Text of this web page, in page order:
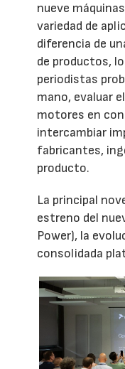
nueve
variedad de
diferencia de
de productos,
periodistas
mano, evaluar
motores en
intercambiar
fabricantes,
producto.
La principal
estreno del
Power), la
consolidada